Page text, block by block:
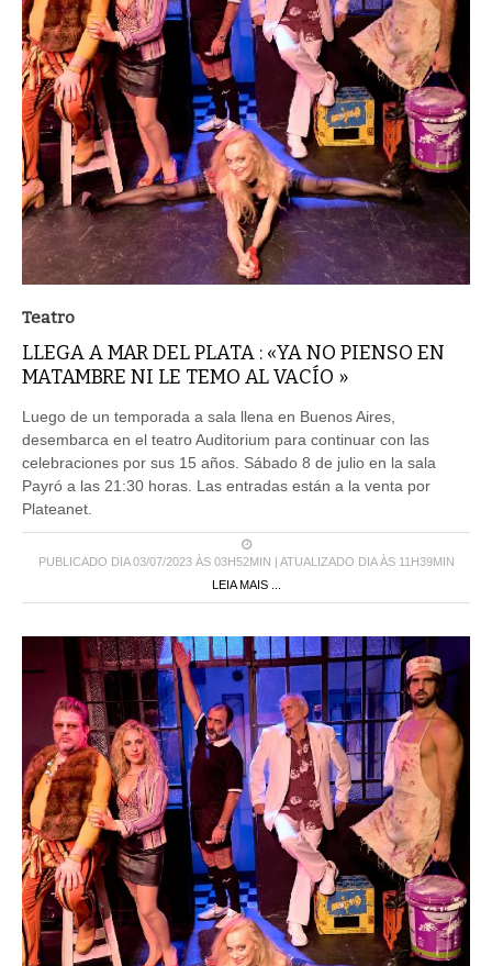
Teatro
LLEGA A MAR DEL PLATA : «YA NO PIENSO EN
MATAMBRE NI LE TEMO AL VACÍO »
Luego de un temporada a sala llena en Buenos Aires,
desembarca en el teatro Auditorium para continuar con las
celebraciones por sus 15 años. Sábado 8 de julio en la sala
Payró a las 21:30 horas. Las entradas están a la venta por
Plateanet.
PUBLICADO DIA 03/07/2023 ÀS 03H52MIN | ATUALIZADO DIA ÀS 11H39MIN
LEIA MAIS ...